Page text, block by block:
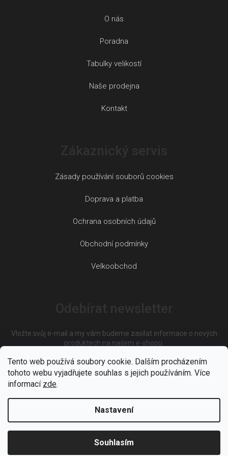
Tento web používá soubory cookie. Dalším procházením
tohoto webu vyjadřujete souhlas s jejich používáním. Více
informací zde.
Nastavení
Souhlasím
O nás
Poradna
Tabulky velikostí
Naše prodejna
Kontakt
Zásady používání souborů cookies
Doprava a platba
Ochrana osobních údajů
Obchodní podmínky
Velkoobchod
Vložte svůj e-mail a my vám budeme zasílat informace o nových
produktech na našem e-shopu.
E-mail
Vložením e-mailu souhlasíte spodmínkami ochrany osobních
údajů
PŘIHLÁSIT SE